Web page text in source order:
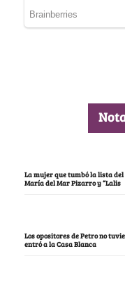
La mujer que tumbó la lista
María del Mar Pizarro y “Lalis
Los opositores de Petro no
entró a la Casa Blanca